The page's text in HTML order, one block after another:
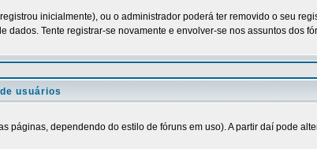
inicialmente), ou o administrador poderá ter removido o seu
Tente registrar-se novamente e envolver-se nos assuntos dos
usuários
dependendo do estilo de fóruns em uso). A partir daí pode